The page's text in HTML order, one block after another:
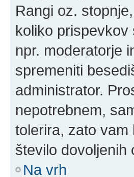
Rangi oz.
koliko prispevkov
npr. moderatorje
spremeniti
administrator.
nepotrebnem,
tolerira, zato vam
število dovoljenih
Na vrh